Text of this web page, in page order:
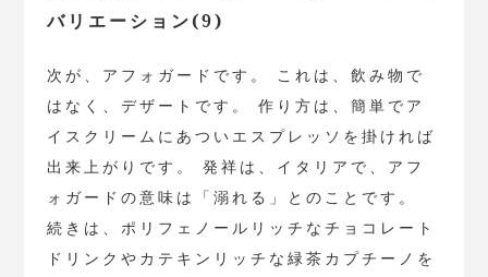
バリエーション(9)
次が、アフォガードです。 これは、飲み物で
はなく、デザートです。 作り方は、簡単でア
イスクリームにあついエスプレッソを掛ければ
出来上がりです。 発祥は、イタリアで、アフ
ォガードの意味は「溺れる」とのことです。
続きは、ポリフェノールリッチなチョコレート
ドリンクやカテキンリッチな緑茶カプチーノを